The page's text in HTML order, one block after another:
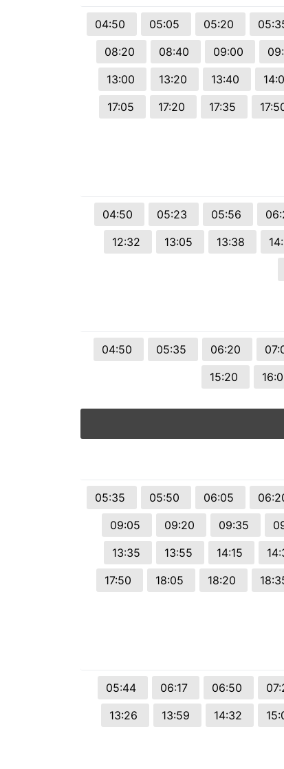
04:50 05:05 05:20
08:20
08:40 09:00
13:00
13:20 13:40
17:05
17:20 17:35
04:50 05:23 05:56
12:32
13:05 13:38
04:50 05:35 06:20
15:20
05:35 05:50 06:05
09:05
09:20 09:35
13:35
13:55 14:15
17:50
18:05 18:20
05:44 06:17 06:50
13:26
13:59 14:32